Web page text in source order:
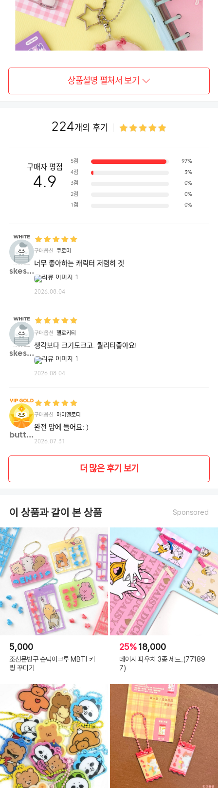
상품설명 펼쳐서 보기
224개의 후기
구매자 평점
4.9
5점 97%
4점 3%
3점 0%
2점 0%
1점 0%
skes9**
구매옵션 쿠로미
너무 좋아하는 캐릭터 저렴히 겟
2026.08.04
skes9**
구매옵션 헬로키티
생각보다 크기도크고. 퀄리티좋아요!
2026.08.04
butte**
구매옵션 마이멜로디
완전 맘에 들어요: )
2026.07.31
더 많은 후기 보기
이 상품과 같이 본 상품 Sponsored
5,000
조선문방구 순덕이크루 MBTI 키
링 꾸미기
25%18,000
데이지 파우치 3종 세트_(77189
7)